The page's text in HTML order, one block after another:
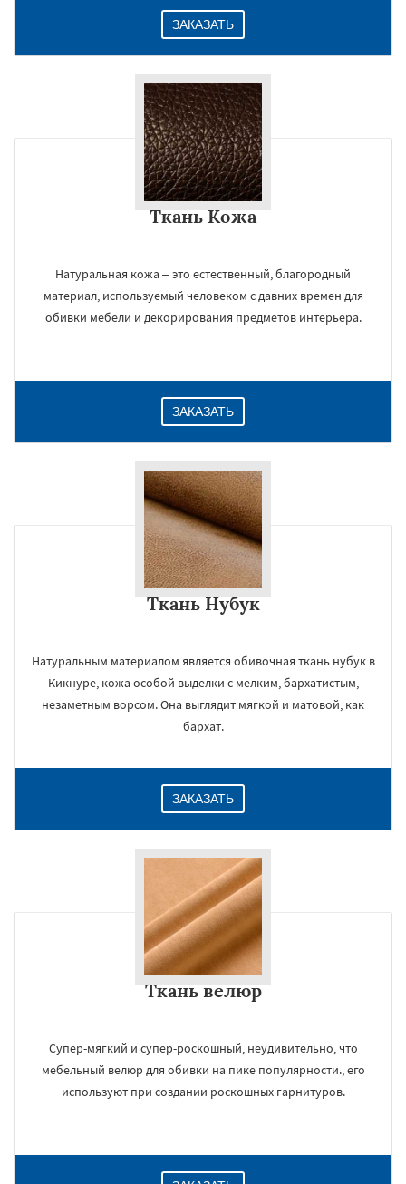
ЗАКАЗАТЬ
Ткань Кожа
Натуральная кожа – это естественный, благородный
материал, используемый человеком с давних времен для
обивки мебели и декорирования предметов интерьера.
ЗАКАЗАТЬ
Ткань Нубук
Натуральным материалом является обивочная ткань нубук в
Кикнуре, кожа особой выделки с мелким, бархатистым,
незаметным ворсом. Она выглядит мягкой и матовой, как
бархат.
ЗАКАЗАТЬ
Ткань велюр
Супер-мягкий и супер-роскошный, неудивительно, что
мебельный велюр для обивки на пике популярности., его
используют при создании роскошных гарнитуров.